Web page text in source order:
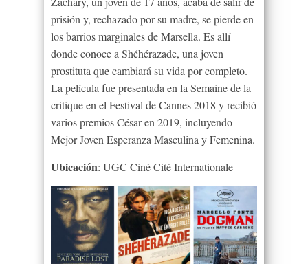
prisión y, rechazado por su madre, se pierde en
los barrios marginales de Marsella. Es allí
donde conoce a Shéhérazade, una joven
prostituta que cambiará su vida por completo.
La película fue presentada en la Semaine de la
critique en el Festival de Cannes 2018 y recibió
varios premios César en 2019, incluyendo
Mejor Joven Esperanza Masculina y Femenina.
Ubicación: UGC Ciné Cité Internationale